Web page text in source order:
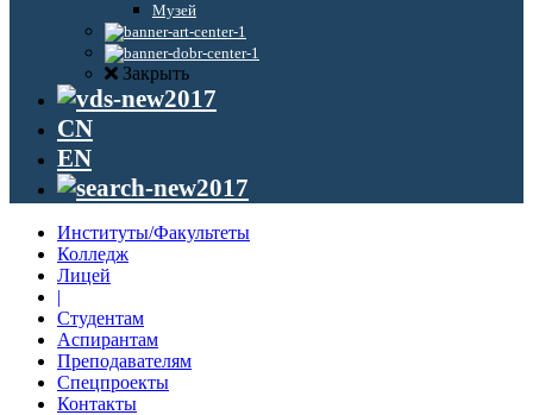
Музей
Закрыть
CN
EN
Институты/Факультеты
Колледж
Лицей
|
Студентам
Аспирантам
Преподавателям
Спецпроекты
Контакты